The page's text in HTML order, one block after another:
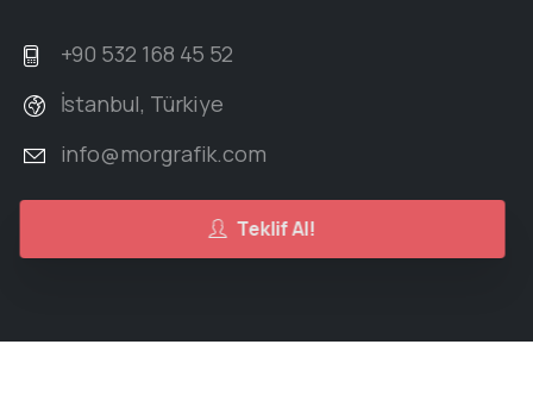
+90 532 168 45 52
İstanbul, Türkiye
info@morgrafik.com
Teklif Al!